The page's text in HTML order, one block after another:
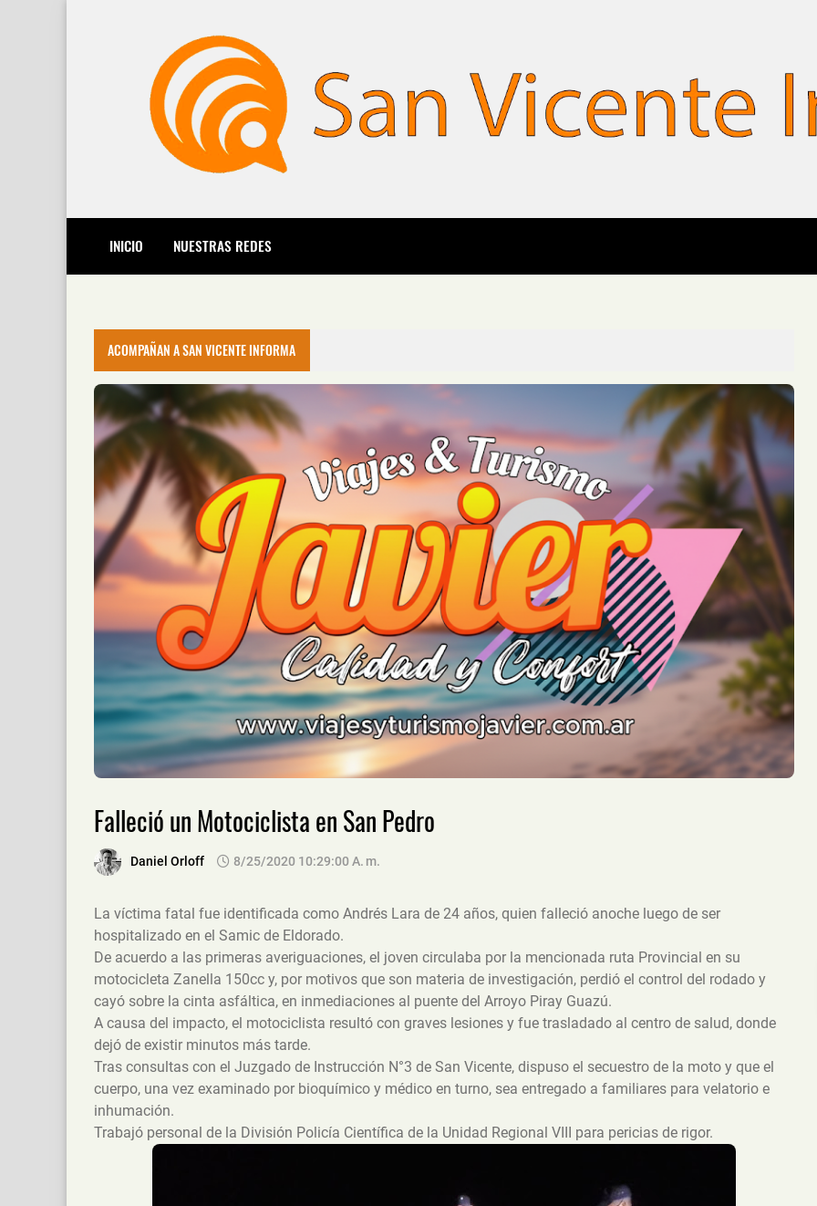
INICIO NUESTRAS REDES
ACOMPAÑAN A SAN VICENTE INFORMA
Falleció un Motociclista en San Pedro
Daniel Orloff 8/25/2020 10:29:00 A. M.
La víctima fatal fue identificada como Andrés Lara de 24 años, quien falleció anoche luego de ser
hospitalizado en el Samic de Eldorado.
De acuerdo a las primeras averiguaciones, el joven circulaba por la mencionada ruta Provincial en su
motocicleta Zanella 150cc y, por motivos que son materia de investigación, perdió el control del rodado y
cayó sobre la cinta asfáltica, en inmediaciones al puente del Arroyo Piray Guazú.
A causa del impacto, el motociclista resultó con graves lesiones y fue trasladado al centro de salud, donde
dejó de existir minutos más tarde.
Tras consultas con el Juzgado de Instrucción N°3 de San Vicente, dispuso el secuestro de la moto y que el
cuerpo, una vez examinado por bioquímico y médico en turno, sea entregado a familiares para velatorio e
inhumación.
Trabajó personal de la División Policía Científica de la Unidad Regional VIII para pericias de rigor.